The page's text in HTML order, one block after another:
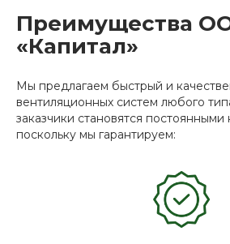
Преимущества
«Капитал»
Мы предлагаем быстрый и
вентиляционных систем любого
заказчики становятся постоянными
поскольку мы гарантируем: